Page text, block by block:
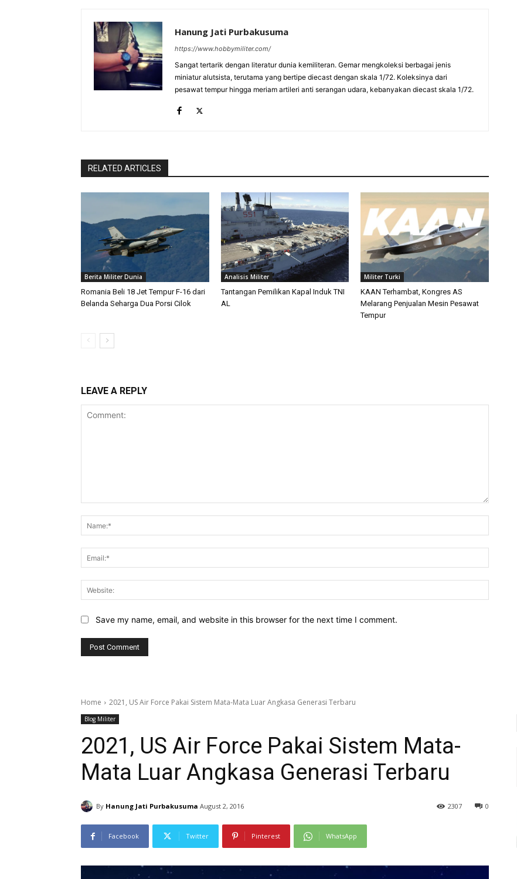
Hanung Jati Purbakusuma
https://www.hobbymiliter.com/
Sangat tertarik dengan literatur dunia kemiliteran. Gemar mengkoleksi berbagai jenis
miniatur alutsista, terutama yang bertipe diecast dengan skala 1/72. Koleksinya dari
pesawat tempur hingga meriam artileri anti serangan udara, kebanyakan diecast skala 1/72.
RELATED ARTICLES
Berita Militer Dunia
Romania Beli 18 Jet Tempur F-16 dari
Belanda Seharga Dua Porsi Cilok
Analisis Militer
Tantangan Pemilikan Kapal Induk TNI
AL
Militer Turki
KAAN Terhambat, Kongres AS
Melarang Penjualan Mesin Pesawat
Tempur
LEAVE A REPLY
Save my name, email, and website in this browser for the next time I comment.